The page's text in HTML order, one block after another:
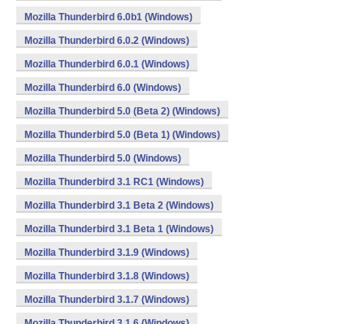
Mozilla Thunderbird 6.0b1 (Windows)
Mozilla Thunderbird 6.0.2 (Windows)
Mozilla Thunderbird 6.0.1 (Windows)
Mozilla Thunderbird 6.0 (Windows)
Mozilla Thunderbird 5.0 (Beta 2) (Windows)
Mozilla Thunderbird 5.0 (Beta 1) (Windows)
Mozilla Thunderbird 5.0 (Windows)
Mozilla Thunderbird 3.1 RC1 (Windows)
Mozilla Thunderbird 3.1 Beta 2 (Windows)
Mozilla Thunderbird 3.1 Beta 1 (Windows)
Mozilla Thunderbird 3.1.9 (Windows)
Mozilla Thunderbird 3.1.8 (Windows)
Mozilla Thunderbird 3.1.7 (Windows)